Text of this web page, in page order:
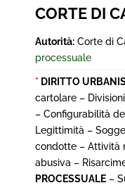
CORTE DI
Autorità: Corte di
processuale
* DIRITTO
cartolare –
– Configurabilità
Legittimità –
condotte – Attività
abusiva –
PROCESSUALE –